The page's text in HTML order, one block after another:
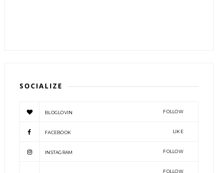
SOCIALIZE
BLOGLOVIN FOLLOW
FACEBOOK LIKE
INSTAGRAM FOLLOW
FOLLOW